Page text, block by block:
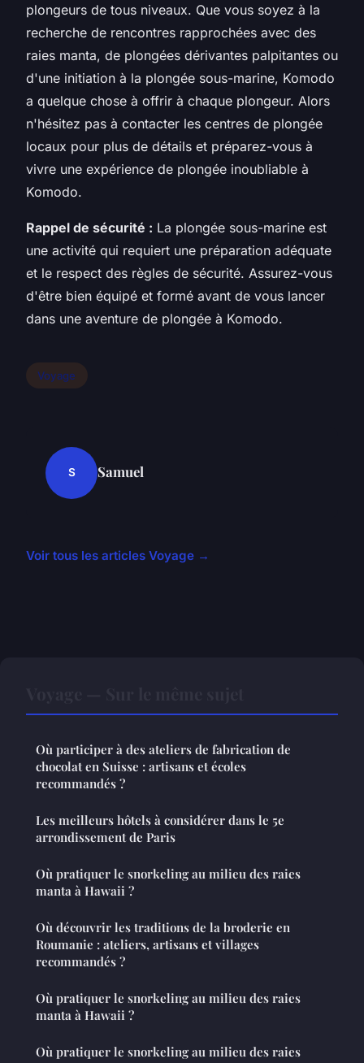
plongeurs de tous niveaux. Que vous soyez à la
recherche de rencontres rapprochées avec des
raies manta, de plongées dérivantes palpitantes ou
d'une initiation à la plongée sous-marine, Komodo
a quelque chose à offrir à chaque plongeur. Alors
n'hésitez pas à contacter les centres de plongée
locaux pour plus de détails et préparez-vous à
vivre une expérience de plongée inoubliable à
Komodo.
Rappel de sécurité : La plongée sous-marine est
une activité qui requiert une préparation adéquate
et le respect des règles de sécurité. Assurez-vous
d'être bien équipé et formé avant de vous lancer
dans une aventure de plongée à Komodo.
Voyage
S Samuel
Voir tous les articles Voyage →
Où participer à des ateliers de fabrication de
chocolat en Suisse : artisans et écoles
recommandés ?
Les meilleurs hôtels à considérer dans le 5e
arrondissement de Paris
Où pratiquer le snorkeling au milieu des raies
manta à Hawaii ?
Où découvrir les traditions de la broderie en
Roumanie : ateliers, artisans et villages
recommandés ?
Où pratiquer le snorkeling au milieu des raies
manta à Hawaii ?
Où pratiquer le snorkeling au milieu des raies